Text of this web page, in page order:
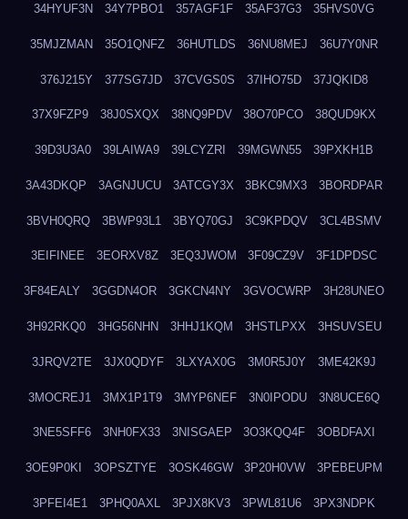
34HYUF3N 34Y7PBO1 357AGF1F 35AF37G3 35HVS0VG
35MJZMAN 35O1QNFZ 36HUTLDS 36NU8MEJ 36U7Y0NR
376J215Y 377SG7JD 37CVGS0S 37IHO75D 37JQKID8
37X9FZP9 38J0SXQX 38NQ9PDV 38O70PCO 38QUD9KX
39D3U3A0 39LAIWA9 39LCYZRI 39MGWN55 39PXKH1B
3A43DKQP 3AGNJUCU 3ATCGY3X 3BKC9MX3 3BORDPAR
3BVH0QRQ 3BWP93L1 3BYQ70GJ 3C9KPDQV 3CL4BSMV
3EIFINEE 3EORXV8Z 3EQ3JWOM 3F09CZ9V 3F1DPDSC
3F84EALY 3GGDN4OR 3GKCN4NY 3GVOCWRP 3H28UNEO
3H92RKQ0 3HG56NHN 3HHJ1KQM 3HSTLPXX 3HSUVSEU
3JRQV2TE 3JX0QDYF 3LXYAX0G 3M0R5J0Y 3ME42K9J
3MOCREJ1 3MX1P1T9 3MYP6NEF 3N0IPODU 3N8UCE6Q
3NE5SFF6 3NH0FX33 3NISGAEP 3O3KQQ4F 3OBDFAXI
3OE9P0KI 3OPSZTYE 3OSK46GW 3P20H0VW 3PEBEUPM
3PFEI4E1 3PHQ0AXL 3PJX8KV3 3PWL81U6 3PX3NDPK